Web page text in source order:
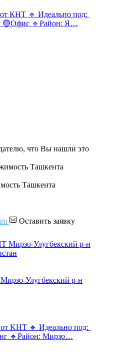
🔹 Идеально под:
🔵Офис 🔹Район: Я…
что Вы нашли это
Ташкента
Оставить заявку
Улугбекский р-н
🔹 Идеально под:
🔹Район: Мирзо…